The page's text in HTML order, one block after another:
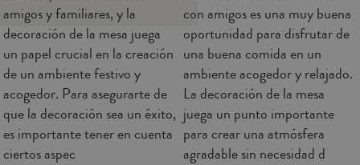
amigos y familiares, y la
decoración de la mesa juega
un papel crucial en la creación
de un ambiente festivo y
acogedor. Para asegurarte de
que la decoración sea un éxito,
es importante tener en cuenta
ciertos aspec
con amigos es una muy buena
oportunidad para disfrutar de
una buena comida en un
ambiente acogedor y relajado.
La decoración de la mesa
juega un punto importante
para crear una atmósfera
agradable sin necesidad d